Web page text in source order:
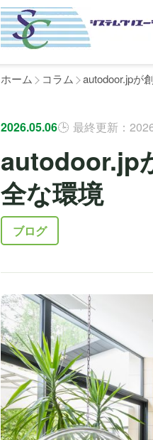
ホーム コラム autodoor.jpが
2026.05.06 最終更新：
autodoor.jp
全な環境
ブログ